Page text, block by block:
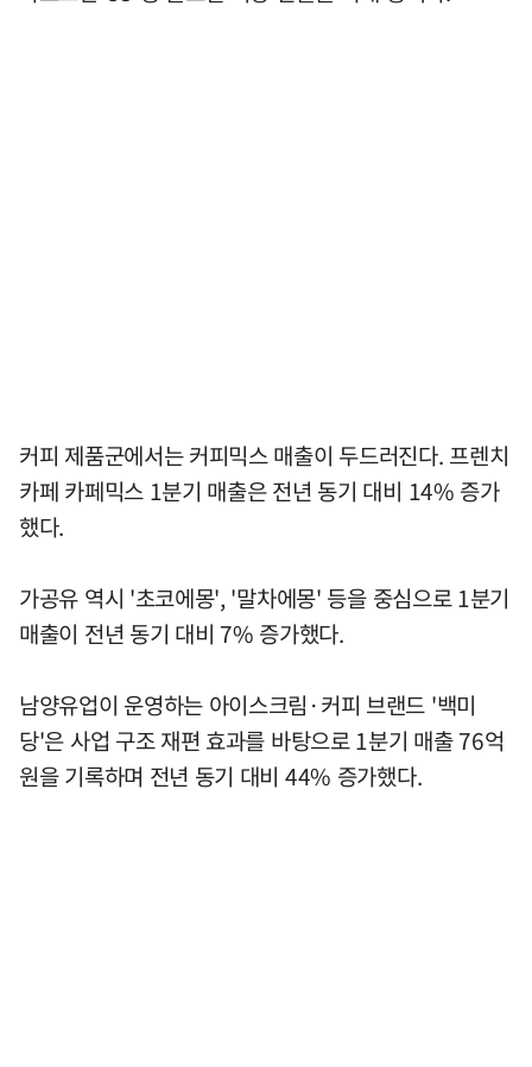
커피 제품군에서는 커피믹스 매출이 두드러진다. 프렌치
카페 카페믹스 1분기 매출은 전년 동기 대비 14% 증가
했다.
가공유 역시 '초코에몽', '말차에몽' 등을 중심으로 1분기
매출이 전년 동기 대비 7% 증가했다.
남양유업이 운영하는 아이스크림·커피 브랜드 '백미
당'은 사업 구조 재편 효과를 바탕으로 1분기 매출 76억
원을 기록하며 전년 동기 대비 44% 증가했다.